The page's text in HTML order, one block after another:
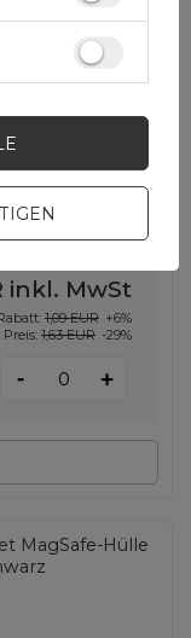
Silikonhülle
inkl. MwSt
1,09 EUR +6%
1,63 EUR -29%
- +
MagSafe-Hülle